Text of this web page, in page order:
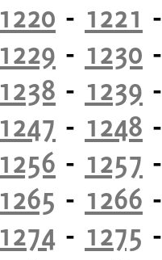
1220 - 1221
1229 - 1230
1238 - 1239
1247 - 1248
1256 - 1257
1265 - 1266
1274 - 1275